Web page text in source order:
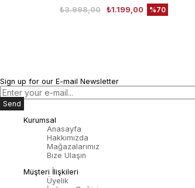
₺1.199,00
₺3.998,00 %70
Sign up for our E-mail Newsletter
Send
Kurumsal
Anasayfa
Hakkımızda
Mağazalarımız
Bize Ulaşın
Müşteri İlişkileri
Üyelik